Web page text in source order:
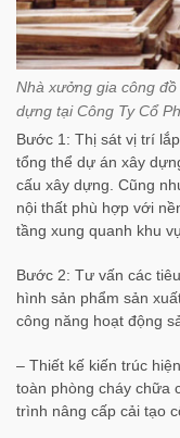
Nhà xưởng gia công
dựng tại Công Ty Cổ
Bước 1: Thị sát vị trí
tổng thể dự án xây
cấu xây dựng. Cũng
nội thất phù hợp với
tầng xung quanh khu
Bước 2: Tư vấn các
hình sản phẩm sản
công năng hoạt động
– Thiết kế kiến trúc
toàn phòng cháy chữa
trình nâng cấp cải tạo